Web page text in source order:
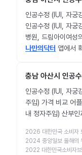
인공수정 (IUI, 자궁
인공수정 (IUI, 자
병원, 드림아이여성
나만의닥터 앱에서
충남 아산시 인공
인공수정 (IUI, 자궁
주입) 가격 비교 어플
내 정자주입) 산부
2026 대한민국 소비자
2024 중앙일보 올해의
2022 대한민국소비자